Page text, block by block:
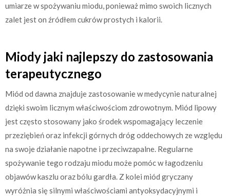
umiarze w spożywaniu miodu, ponieważ mimo swoich licznych
zalet jest on źródłem cukrów prostych i kalorii.
Miody jaki najlepszy do zastosowania
terapeutycznego
Miód od dawna znajduje zastosowanie w medycynie naturalnej
dzięki swoim licznym właściwościom zdrowotnym. Miód lipowy
jest często stosowany jako środek wspomagający leczenie
przeziębień oraz infekcji górnych dróg oddechowych ze względu
na swoje działanie napotne i przeciwzapalne. Regularne
spożywanie tego rodzaju miodu może pomóc w łagodzeniu
objawów kaszlu oraz bólu gardła. Z kolei miód gryczany
wyróżnia się silnymi właściwościami antyoksydacyjnymi i